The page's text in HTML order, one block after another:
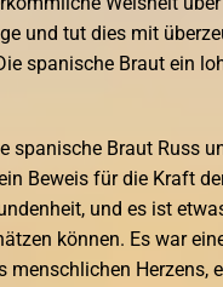
und tut dies mit
spanische Braut ein
spanische Braut Russ
Beweis für die Kraft
und es ist
können. Es war
menschlichen Herzens,